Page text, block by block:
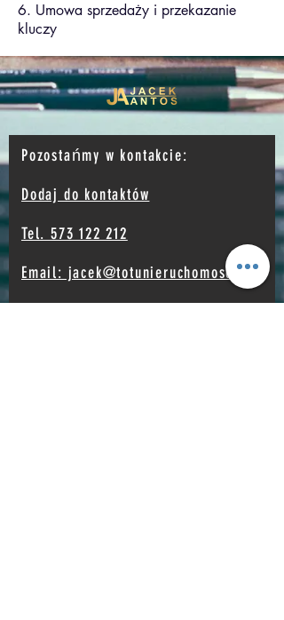
6. Umowa sprzedaży i przekazanie
kluczy
Pozostańmy w kontakcie:
Dodaj do kontaktów
Tel. 573 122 212
Email: jacek@totunieruchomosci.pl